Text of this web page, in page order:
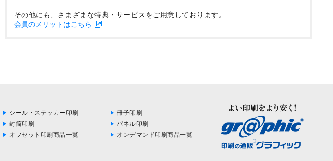
その他にも、さまざまな特典・サービスをご用意しております。
会員のメリットはこちら
シール・ステッカー印刷
冊子印刷
封筒印刷
パネル印刷
オフセット印刷商品一覧
オンデマンド印刷商品一覧